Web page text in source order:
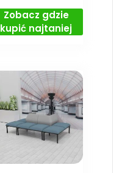
Zobacz gdzie
kupić najtaniej